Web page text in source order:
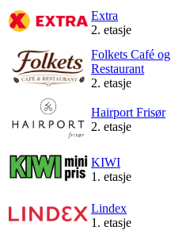
Åpningstider
Praktisk informasjon
Ledige stillinger
Magasin
Gavekort
Finn frem
Extra
2. etasje
Folkets Café og
Restaurant
2. etasje
Hairport Frisør
2. etasje
KIWI
1. etasje
Lindex
1. etasje